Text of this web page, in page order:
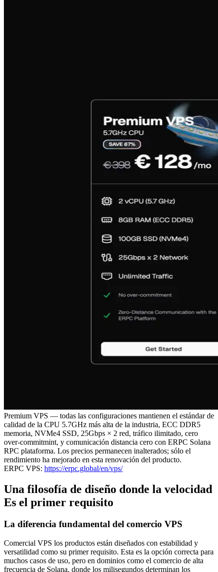
Premium VPS — todas las configuraciones mantienen el estándar de
calidad de la CPU 5.7GHz más alta de la industria, ECC DDR5
memoria, NVMe4 SSD, 25Gbps × 2 red, tráfico ilimitado, cero
over-commitmint, y comunicación distancia cero con ERPC Solana
RPC plataforma. Los precios permanecen inalterados; sólo el
rendimiento ha mejorado en esta renovación del producto.
ERPC VPS: https://erpc.global/en/vps/
Una filosofía de diseño donde la velocidad
Es el primer requisito
La diferencia fundamental del comercio VPS
Comercial VPS los productos están diseñados con estabilidad y
versatilidad como su primer requisito. Esta es la opción correcta para
muchos casos de uso, pero en dominios como el comercio de alta
frecuencia de Solana, donde los milisegundos determinan los